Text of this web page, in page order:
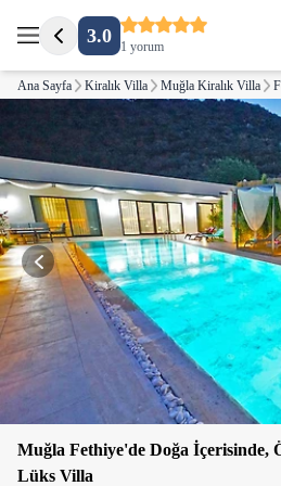
3.0 1 yorum
Ana Sayfa Kiralık Villa Muğla Kiralık Villa
Muğla Fethiye'de Doğa İçerisinde,
Lüks Villa